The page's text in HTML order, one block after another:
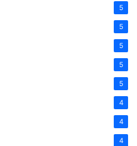
5
5
5
5
5
4
4
4